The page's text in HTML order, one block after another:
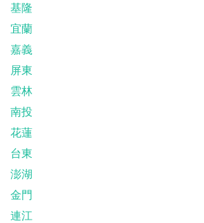
基隆
宜蘭
嘉義
屏東
雲林
南投
花蓮
台東
澎湖
金門
連江